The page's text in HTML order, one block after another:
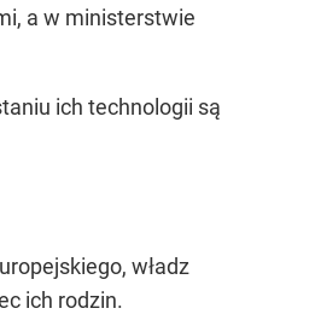
a w ministerstwie
ich technologii są
władz
ich rodzin.